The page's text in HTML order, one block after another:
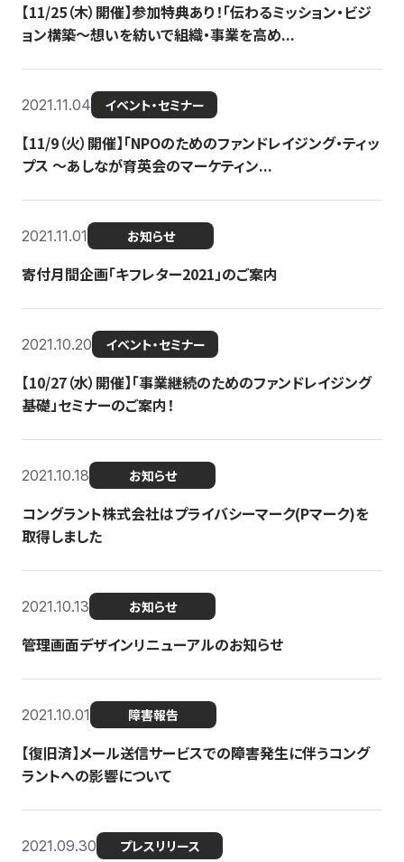
【11/25（木）開催】参加特典あり！「伝わるミッション・ビジ
ョン構築〜想いを紡いで組織・事業を高め...
2021.11.04 イベント・セミナー
【11/9（火）開催】「NPOのためのファンドレイジング・ティッ
プス 〜あしなが育英会のマーケティン...
2021.11.01 お知らせ
寄付月間企画「キフレター2021」のご案内
2021.10.20 イベント・セミナー
【10/27（水）開催】「事業継続のためのファンドレイジング
基礎」セミナーのご案内！
2021.10.18 お知らせ
コングラント株式会社はプライバシーマーク(Pマーク)を
取得しました
2021.10.13 お知らせ
管理画面デザインリニューアルのお知らせ
2021.10.01 障害報告
【復旧済】メール送信サービスでの障害発生に伴うコング
ラントへの影響について
2021.09.30 プレスリリース